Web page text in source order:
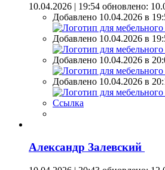
10.04.2026 | 19:54 обновлено:
Добавлено 10.04.2026 в
Добавлено 10.04.2026 в
Добавлено 10.04.2026 в
Добавлено 10.04.2026 в
Ссылка
Александр Залевский